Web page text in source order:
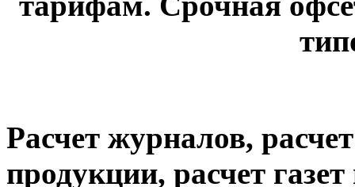
Расчет журналов,
продукции, расчет